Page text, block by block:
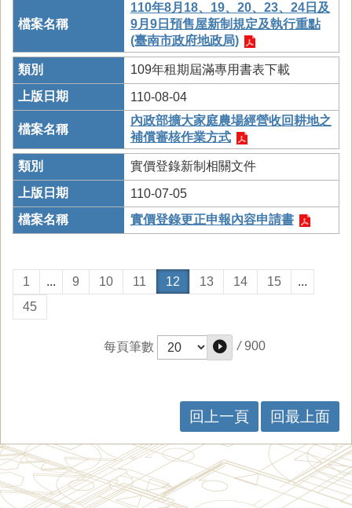
110年8月18、19、20、23、24日及
9月9日預售屋新制規定及執行重點
(臺南市政府地政局)
109年租期屆滿專用書表下載
110-08-04
內政部擴大家庭農場經營收回耕地之
補償審核作業方式
實價登錄新制相關文件
110-07-05
實價登錄更正申報內容申請書
1 ... 9 10 11 12 13 14 15
...
45
每頁筆數 / 900
回上一頁 回最上面